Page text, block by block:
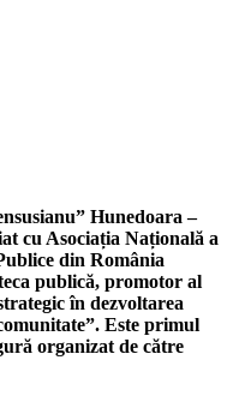
Hunedoara –
cu Asociația Națională a
din România
publică, promotor al
în dezvoltarea
Este primul
organizat de către